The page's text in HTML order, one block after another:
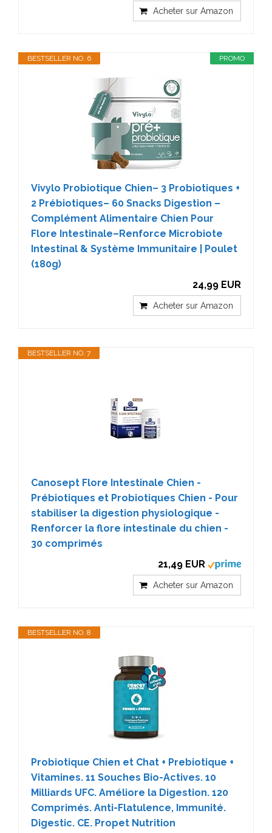
Acheter sur Amazon
PROMO
BESTSELLER NO. 6
Vivylo Probiotique Chien– 3 Probiotiques +
2 Prébiotiques– 60 Snacks Digestion –
Complément Alimentaire Chien Pour
Flore Intestinale–Renforce Microbiote
Intestinal & Système Immunitaire | Poulet
(180g)
24,99 EUR
Acheter sur Amazon
BESTSELLER NO. 7
Canosept Flore Intestinale Chien -
Prébiotiques et Probiotiques Chien - Pour
stabiliser la digestion physiologique -
Renforcer la flore intestinale du chien -
30 comprimés
21,49 EUR
Acheter sur Amazon
BESTSELLER NO. 8
Probiotique Chien et Chat + Prebiotique +
Vitamines. 11 Souches Bio-Actives. 10
Milliards UFC. Améliore la Digestion. 120
Comprimés. Anti-Flatulence, Immunité.
Digestic. CE. Propet Nutrition